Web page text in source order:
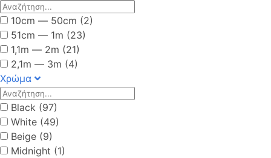
10cm ― 50cm (2)
51cm ― 1m (23)
1,1m ― 2m (21)
2,1m ― 3m (4)
Χρώμα
Black (97)
White (49)
Beige (9)
Midnight (1)